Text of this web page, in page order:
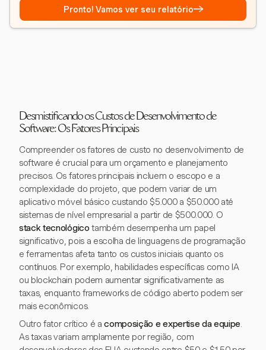
Pronto! Vamos ver seu relatório→
Desmistificando os Custos de Desenvolvimento de
Software: Os Fatores Principais
Compreender os fatores de custo no desenvolvimento de
software é crucial para um orçamento e planejamento
precisos. Os fatores principais incluem o escopo e a
complexidade do projeto, que podem variar de um
aplicativo móvel básico custando $5.000 a $50.000 até
sistemas de nível empresarial a partir de $500.000. O
stack tecnológico também desempenha um papel
significativo, pois a escolha de linguagens de programação
e ferramentas afeta tanto os custos iniciais quanto os
contínuos. Por exemplo, habilidades específicas como IA
ou blockchain podem aumentar significativamente as
taxas, enquanto frameworks de código aberto podem ser
mais econômicos.
Outro fator crítico é acomposição e expertise da equipe.
As taxas variam amplamente por região, com